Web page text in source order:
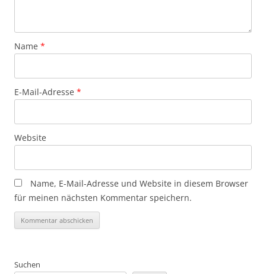
Name *
E-Mail-Adresse *
Website
Name, E-Mail-Adresse und Website in diesem Browser
für meinen nächsten Kommentar speichern.
Suchen